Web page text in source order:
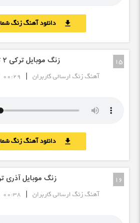
download دانلود آهنگ زنگ
15 زنگ موبایل ترکی ۲ ترکی
آهنگ زنگ ارسالی کاربران |
00:29
download دانلود آهنگ زنگ
16 زنگ موبایل آذری
آهنگ زنگ ارسالی کاربران |
00:38